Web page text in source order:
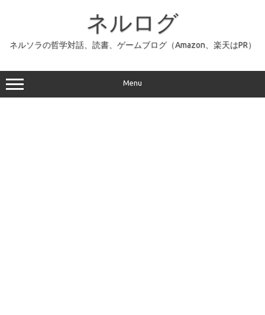
ッ
プ
ネルログ
ネルソラの哲学対話、読書、ゲームブログ（Amazon、楽天はPR）
Menu